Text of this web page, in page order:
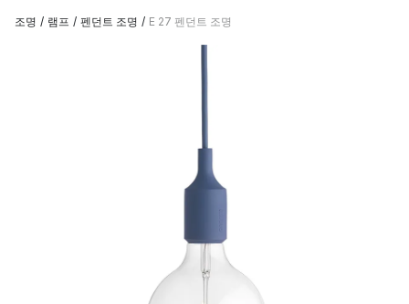
조명 / 램프 / 펜던트 조명 / E 27 펜던트 조명